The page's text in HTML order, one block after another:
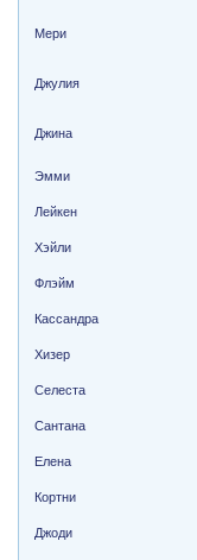
Мери
Джулия
Джина
Эмми
Лейкен
Хэйли
Флэйм
Кассандра
Хизер
Селеста
Сантана
Елена
Кортни
Джоди